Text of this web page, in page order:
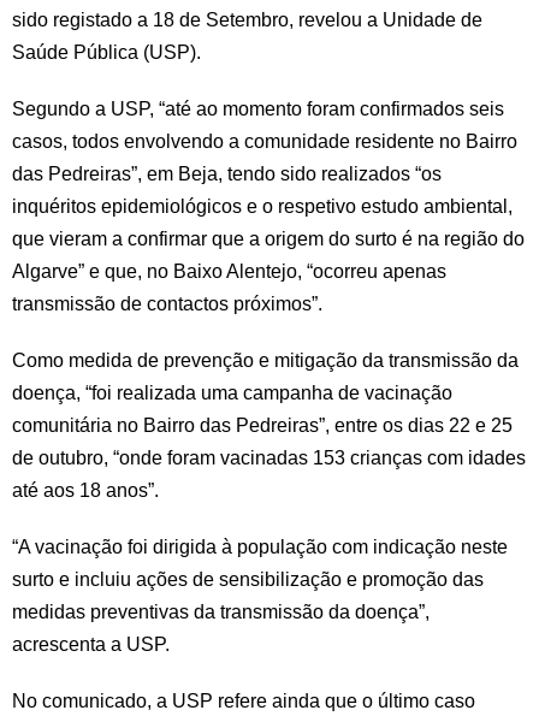
sido registado a 18 de Setembro, revelou a Unidade de
Saúde Pública (USP).
Segundo a USP, “até ao momento foram confirmados seis
casos, todos envolvendo a comunidade residente no Bairro
das Pedreiras”, em Beja, tendo sido realizados “os
inquéritos epidemiológicos e o respetivo estudo ambiental,
que vieram a confirmar que a origem do surto é na região do
Algarve” e que, no Baixo Alentejo, “ocorreu apenas
transmissão de contactos próximos”.
Como medida de prevenção e mitigação da transmissão da
doença, “foi realizada uma campanha de vacinação
comunitária no Bairro das Pedreiras”, entre os dias 22 e 25
de outubro, “onde foram vacinadas 153 crianças com idades
até aos 18 anos”.
“A vacinação foi dirigida à população com indicação neste
surto e incluiu ações de sensibilização e promoção das
medidas preventivas da transmissão da doença”,
acrescenta a USP.
No comunicado, a USP refere ainda que o último caso